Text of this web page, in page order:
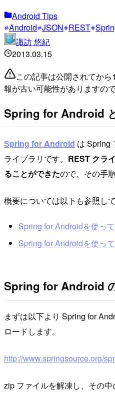
Android Tips
Android JSON REST
諏訪 悠紀
2013.03.15
この記事は公開されてか
報が古い可能性がありますの
Spring for Android
Spring for Android は Spring
ライブラリです。 REST クラ
ることができたので、その手
概要については以下も参照して
Spring for Androidを使っ
Spring for Androidを使っ
Spring for Android
まずは以下より Spring for
ロードします。
http://www.springsource.org/
zip ファイルを解凍し、その